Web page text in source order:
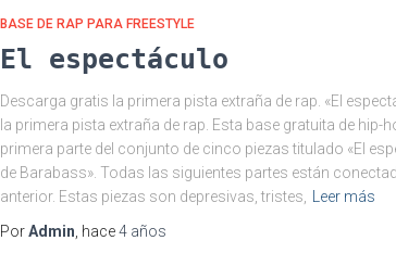
BASE DE RAP PARA FREESTYLE
El espectáculo
Descarga gratis la primera pista extraña de rap. «El
la primera pista extraña de rap. Esta base gratuita de hip-
primera parte del conjunto de cinco piezas titulado «El
de Barabass». Todas las siguientes partes están
anterior. Estas piezas son depresivas, tristes,
Leer más
PorAdmin , hace4 años